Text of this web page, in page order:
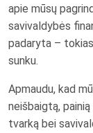
apie mūsų
savivaldybės
padaryta –
sunku.
Apmaudu, kad
neišbaigtą,
tvarką bei